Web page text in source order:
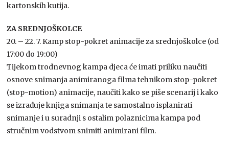
kartonskih kutija.
ZA SREDNJOŠKOLCE
20. – 22. 7. Kamp stop-pokret animacije za srednjoškolce (od
17:00 do 19:00)
Tijekom trodnevnog kampa djeca će imati priliku naučiti
osnove snimanja animiranoga filma tehnikom stop-pokret
(stop-motion) animacije, naučiti kako se piše scenarij i kako
se izrađuje knjiga snimanja te samostalno isplanirati
snimanje i u suradnji s ostalim polaznicima kampa pod
stručnim vodstvom snimiti animirani film.